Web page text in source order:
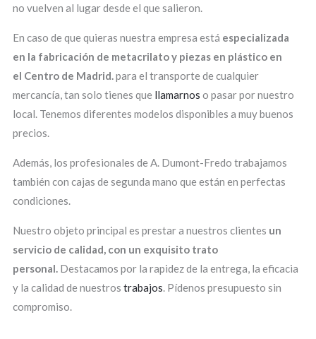
no vuelven al lugar desde el que salieron.
En caso de que quieras nuestra empresa está especializada
en la fabricación de metacrilato y piezas en plástico en
el Centro de Madrid.para el transporte de cualquier
mercancía, tan solo tienes que llamarnos o pasar por nuestro
local. Tenemos diferentes modelos disponibles a muy buenos
precios.
Además, los profesionales de A. Dumont-Fredo trabajamos
también con cajas de segunda mano que están en perfectas
condiciones.
Nuestro objeto principal es prestar a nuestros clientes un
servicio de calidad, con un exquisito trato
personal. Destacamos por la rapidez de la entrega, la eficacia
y la calidad de nuestrostrabajos. Pídenos presupuesto sin
compromiso.